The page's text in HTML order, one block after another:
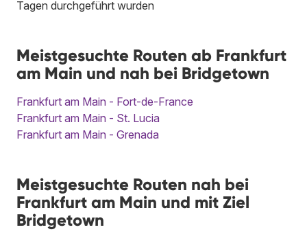
Tagen durchgeführt wurden
Meistgesuchte Routen ab Frankfurt
am Main und nah bei Bridgetown
Frankfurt am Main - Fort-de-France
Frankfurt am Main - St. Lucia
Frankfurt am Main - Grenada
Meistgesuchte Routen nah bei
Frankfurt am Main und mit Ziel
Bridgetown